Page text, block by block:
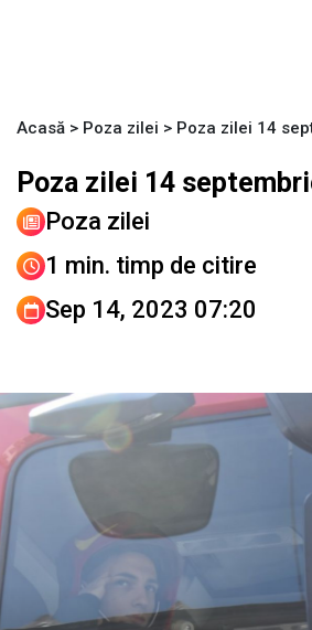
Acasă > Poza zilei > Poza zilei 14
Poza zilei 14
Poza zilei
1 min. timp de citire
Sep 14, 2023 07:20